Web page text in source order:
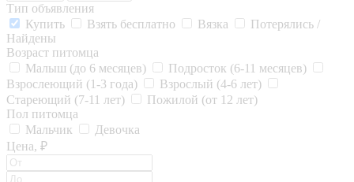
Тип объявления
Купить
Взять бесплатно Вязка
Потерялись /
Найдены
Возраст питомца
Малыш (до 6 месяцев)
Подросток (6-11 месяцев)
Взрослеющий (1-3 года)
Взрослый (4-6 лет)
Стареющий (7-11 лет)
Пожилой (от 12 лет)
Пол питомца
Мальчик
Девочка
Цена, ₽